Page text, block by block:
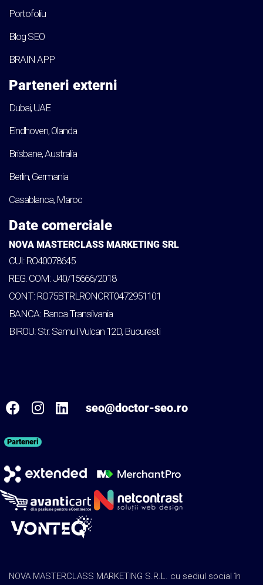
Portofoliu
Blog SEO
BRAIN APP
Parteneri externi
Dubai, UAE
Eindhoven, Olanda
Brisbane, Australia
Berlin, Germania
Casablanca, Maroc
Date comerciale
NOVA MASTERCLASS MARKETING SRL
CUI: RO40078645
REG. COM: J40/15666/2018
CONT: RO75BTRLRONCRT0472951101
BANCA: Banca Transilvania
BIROU: Str. Samuil Vulcan 12D, Bucuresti
seo@doctor-seo.ro
Parteneri
NOVA MASTERCLASS MARKETING S.R.L. cu sediul social în